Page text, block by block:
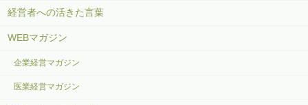
経営者への活きた言葉
WEBマガジン
企業経営マガジン
医業経営マガジン